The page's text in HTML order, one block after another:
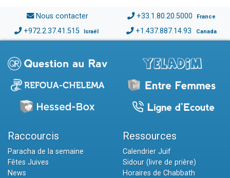
Nous contacter +33.1.80.20.5000 France
+972.2.37.41.515 Israël +1.437.887.14.93 Canada
Raccourcis
Paracha de la semaine
Fêtes Juives
News
Ressources
Calendrier Juif
Sidour (livre de prière)
Horaires de Chabbath